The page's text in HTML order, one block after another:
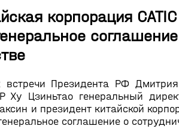
корпорация CATIC
Президента РФ
Ху Цзиньтао генеральный
и президент китайской
соглашение о